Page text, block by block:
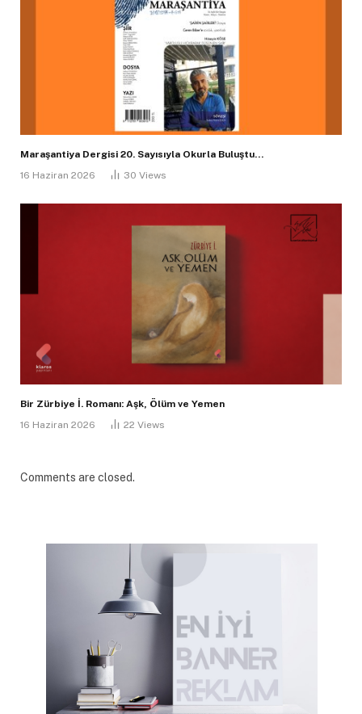
Maraşantiya Dergisi 20. Sayısıyla Okurla Buluştu…
16 Haziran 2026
30 Views
Bir Zürbiye İ. Romanı: Aşk, Ölüm ve Yemen
16 Haziran 2026
22 Views
Comments are closed.